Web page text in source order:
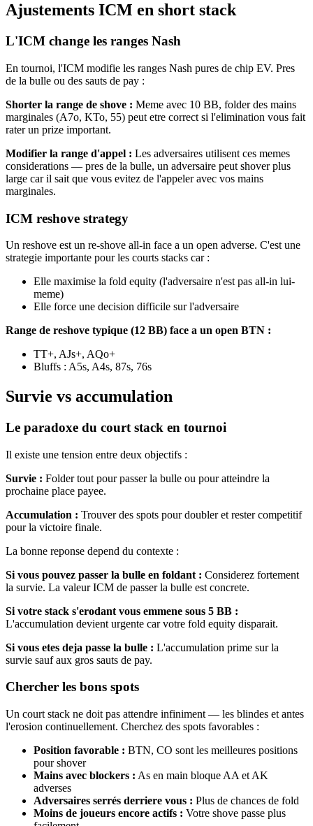
Ajustements ICM en short stack
L'ICM change les ranges Nash
En tournoi, l'ICM modifie les ranges Nash pures de chip EV. Pres
de la bulle ou des sauts de pay :
Shorter la range de shove : Meme avec 10 BB, folder des mains
marginales (A7o, KTo, 55) peut etre correct si l'elimination vous fait
rater un prize important.
Modifier la range d'appel : Les adversaires utilisent ces memes
considerations — pres de la bulle, un adversaire peut shover plus
large car il sait que vous evitez de l'appeler avec vos mains
marginales.
ICM reshove strategy
Un reshove est un re-shove all-in face a un open adverse. C'est une
strategie importante pour les courts stacks car :
Elle maximise la fold equity (l'adversaire n'est pas all-in lui-
meme)
Elle force une decision difficile sur l'adversaire
Range de reshove typique (12 BB) face a un open BTN :
TT+, AJs+, AQo+
Bluffs : A5s, A4s, 87s, 76s
Survie vs accumulation
Le paradoxe du court stack en tournoi
Il existe une tension entre deux objectifs :
Survie : Folder tout pour passer la bulle ou pour atteindre la
prochaine place payee.
Accumulation : Trouver des spots pour doubler et rester competitif
pour la victoire finale.
La bonne reponse depend du contexte :
Si vous pouvez passer la bulle en foldant : Considerez fortement
la survie. La valeur ICM de passer la bulle est concrete.
Si votre stack s'erodant vous emmene sous 5 BB :
L'accumulation devient urgente car votre fold equity disparait.
Si vous etes deja passe la bulle : L'accumulation prime sur la
survie sauf aux gros sauts de pay.
Chercher les bons spots
Un court stack ne doit pas attendre infiniment — les blindes et antes
l'erosion continuellement. Cherchez des spots favorables :
Position favorable : BTN, CO sont les meilleures positions
pour shover
Mains avec blockers : As en main bloque AA et AK
adverses
Adversaires serrés derriere vous : Plus de chances de fold
Moins de joueurs encore actifs : Votre shove passe plus